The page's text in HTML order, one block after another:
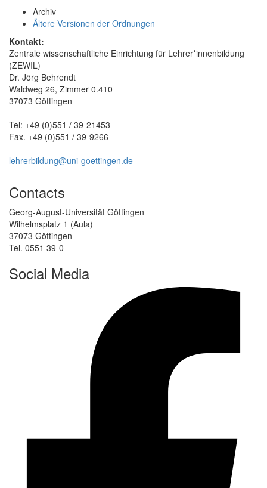
Archiv
Ältere Versionen der Ordnungen
Kontakt:
Zentrale wissenschaftliche Einrichtung für Lehrer*innenbildung
(ZEWIL)
Dr. Jörg Behrendt
Waldweg 26, Zimmer 0.410
37073 Göttingen
Tel: +49 (0)551 / 39-21453
Fax. +49 (0)551 / 39-9266
lehrerbildung@uni-goettingen.de
Contacts
Georg-August-Universität Göttingen
Wilhelmsplatz 1 (Aula)
37073 Göttingen
Tel. 0551 39-0
Social Media